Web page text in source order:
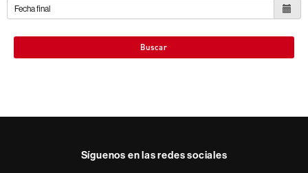
Buscar
Síguenos en las redes sociales